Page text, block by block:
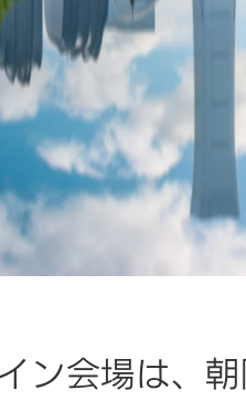
ン会場は、